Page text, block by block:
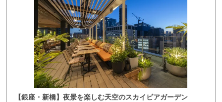
【銀座・新橋】夜景を楽しむ天空のスカイビアガーデン